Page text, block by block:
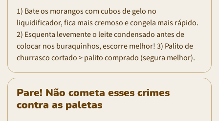
1) Bate os morangos com cubos de gelo no
liquidificador, fica mais cremoso e congela mais rápido.
2) Esquenta levemente o leite condensado antes de
colocar nos buraquinhos, escorre melhor! 3) Palito de
churrasco cortado > palito comprado (segura melhor).
Pare! Não cometa esses crimes
contra as paletas